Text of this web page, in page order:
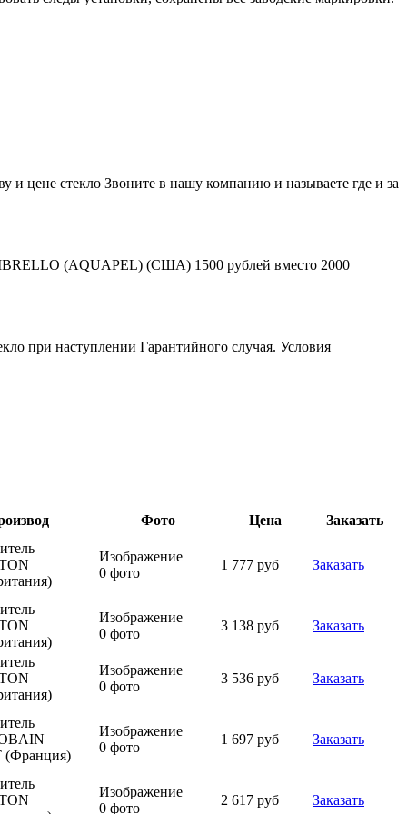
и цене стекло Звоните в нашу компанию и называете где и за
(AQUAPEL) (США) 1500 рублей вместо 2000
при наступлении Гарантийного случая. Условия
Фото Цена Заказать
Изображение
0 фото
1 777 руб Заказать
Изображение
0 фото
3 138 руб Заказать
Изображение
0 фото
3 536 руб Заказать
(Франция)
Изображение
0 фото
1 697 руб Заказать
Изображение
0 фото
2 617 руб Заказать